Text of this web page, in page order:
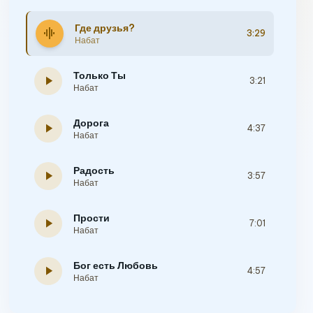
graphic_eq Где друзья?
Набат
3:29
play_arrow Только Ты
Набат
3:21
play_arrow Дорога
Набат
4:37
play_arrow Радость
Набат
3:57
play_arrow Прости
Набат
7:01
play_arrow Бог есть Любовь
Набат
4:57